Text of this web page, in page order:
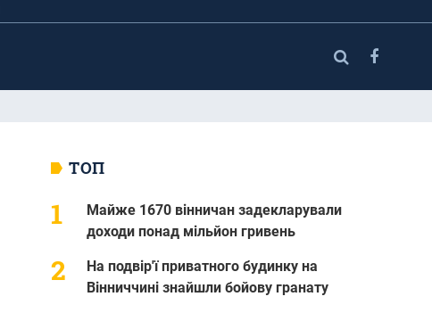
ТОП
Майже 1670 вінничан задекларували
доходи понад мільйон гривень
На подвір'ї приватного будинку на
Вінниччині знайшли бойову гранату